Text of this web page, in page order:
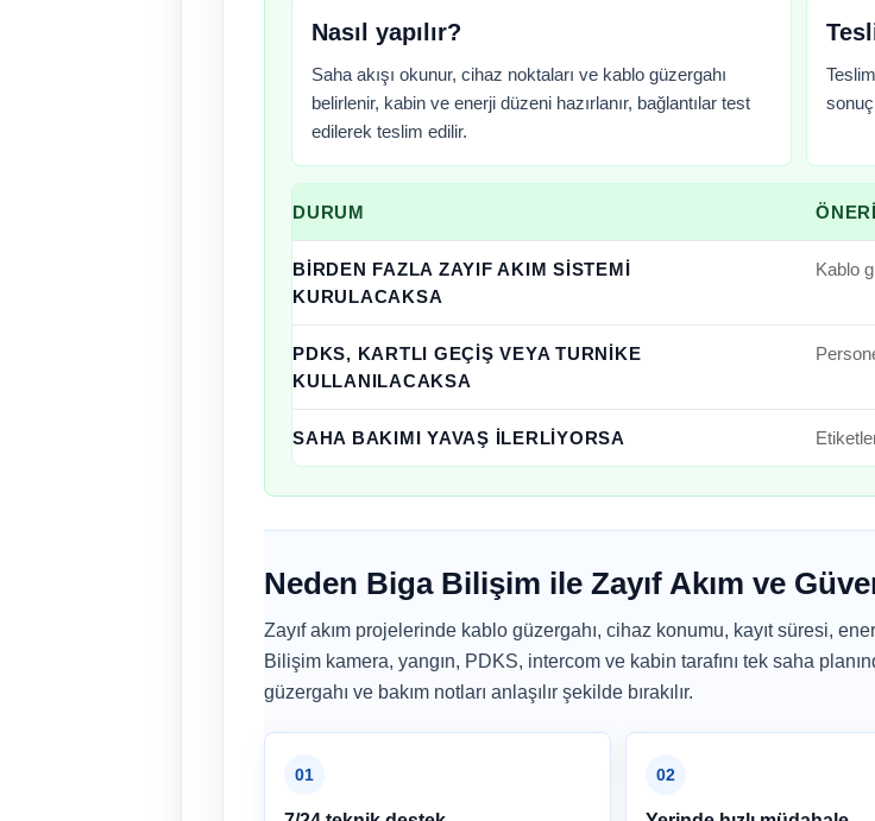
Nasıl yapılır?
Saha akışı okunur, cihaz noktaları ve kablo güzergahı
belirlenir, kabin ve enerji düzeni hazırlanır, bağlantılar test
edilerek teslim edilir.
Turnike
mantığı
DURUM
BIRDEN FAZLA ZAYIF AKIM SISTEMI
KURULACAKSA
Kablo
PDKS, KARTLI GEÇIŞ VEYA TURNIKE
KULLANILACAKSA
SAHA BAKIMI YAVAŞ ILERLIYORSA
Neden Biga Bilişim ile Zayıf Akım ve
Zayıf akım projelerinde kablo güzergahı, cihaz konumu, kayıt süresi,
Bilişim kamera, yangın, PDKS, intercom ve kabin tarafını tek saha
güzergahı ve bakım notları anlaşılır şekilde bırakılır.
01 02